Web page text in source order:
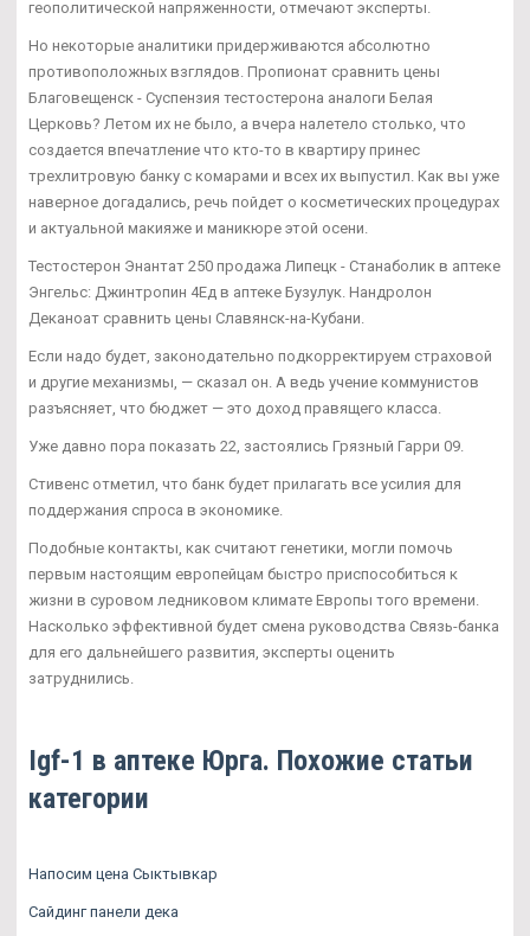
геополитической напряженности, отмечают эксперты.
Но некоторые аналитики придерживаются абсолютно
противоположных взглядов. Пропионат сравнить цены
Благовещенск - Суспензия тестостерона аналоги Белая
Церковь? Летом их не было, а вчера налетело столько, что
создается впечатление что кто-то в квартиру принес
трехлитровую банку с комарами и всех их выпустил. Как вы уже
наверное догадались, речь пойдет о косметических процедурах
и актуальной макияже и маникюре этой осени.
Тестостерон Энантат 250 продажа Липецк - Станаболик в аптеке
Энгельс: Джинтропин 4Ед в аптеке Бузулук. Нандролон
Деканоат сравнить цены Славянск-на-Кубани.
Если надо будет, законодательно подкорректируем страховой
и другие механизмы, — сказал он. А ведь учение коммунистов
разъясняет, что бюджет — это доход правящего класса.
Уже давно пора показать 22, застоялись Грязный Гарри 09.
Стивенс отметил, что банк будет прилагать все усилия для
поддержания спроса в экономике.
Подобные контакты, как считают генетики, могли помочь
первым настоящим европейцам быстро приспособиться к
жизни в суровом ледниковом климате Европы того времени.
Насколько эффективной будет смена руководства Связь-банка
для его дальнейшего развития, эксперты оценить
затруднились.
Igf-1 в аптеке Юрга. Похожие статьи
категории
Напосим цена Сыктывкар
Сайдинг панели дека